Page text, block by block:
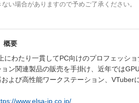
い場合がありますので予めご了承ください。
概要
にわたり一貫してPC向けのプロフェッシ
ン関連製品の販売を手掛け、近年では
よび高性能ワークステーション、
www.elsa-jp.co.jp/